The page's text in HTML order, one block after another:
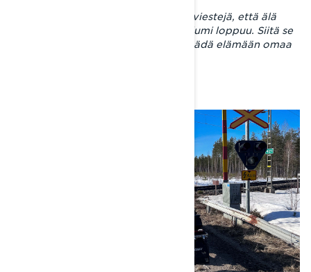
– Ihmiset lähettelivät somen kautta viestejä, että älä
lähde siihen ja siihen suuntaan, kun lumi loppuu. Siitä se
sitten syntyi reissun tägi joka taisi jäädä elämään omaa